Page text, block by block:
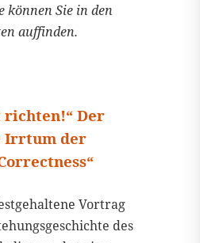
können Sie in den
auffinden.
richten!“ Der
Irrtum der
Vortrag
des